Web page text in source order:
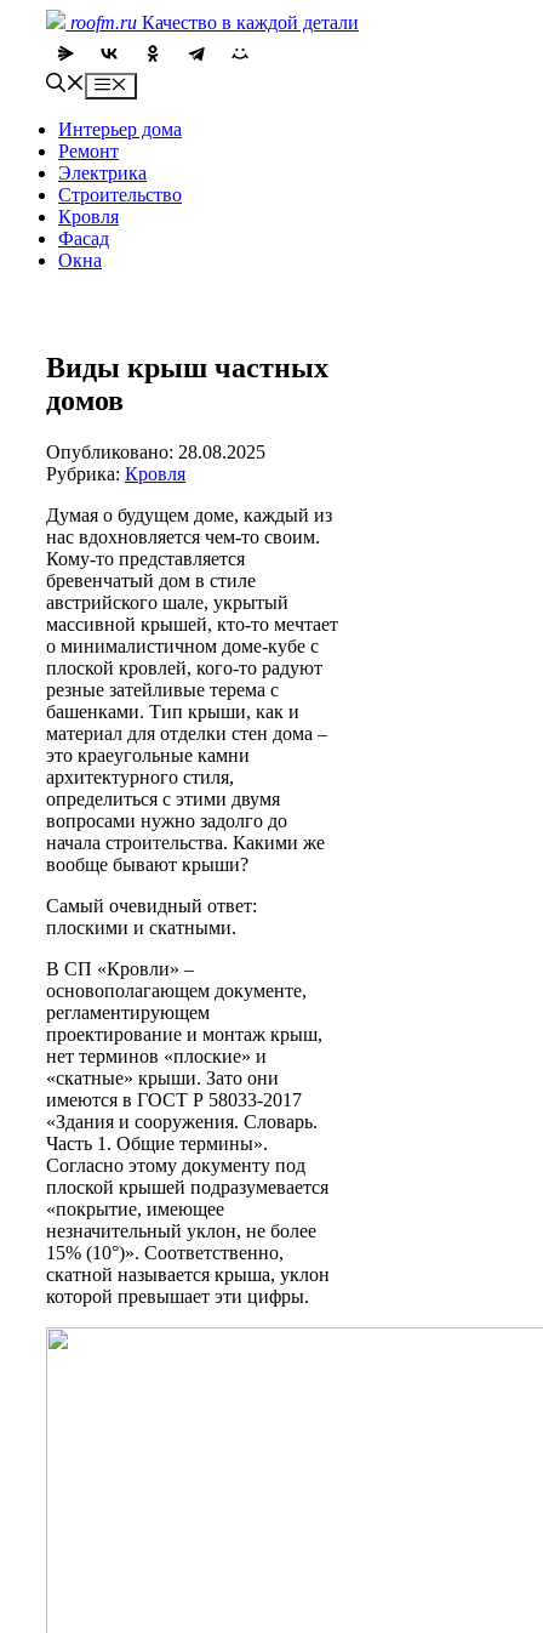
content
roofm.ru Качество в каждой детали
Menu
Интерьер дома
Ремонт
Электрика
Строительство
Кровля
Фасад
Окна
Виды крыш частных
домов
Опубликовано: 28.08.2025
Рубрика: Кровля
Думая о будущем доме, каждый из
нас вдохновляется чем-то своим.
Кому-то представляется
бревенчатый дом в стиле
австрийского шале, укрытый
массивной крышей, кто-то мечтает
о минималистичном доме-кубе с
плоской кровлей, кого-то радуют
резные затейливые терема с
башенками. Тип крыши, как и
материал для отделки стен дома –
это краеугольные камни
архитектурного стиля,
определиться с этими двумя
вопросами нужно задолго до
начала строительства. Какими же
вообще бывают крыши?
Самый очевидный ответ:
плоскими и скатными.
В СП «Кровли» –
основополагающем документе,
регламентирующем
проектирование и монтаж крыш,
нет терминов «плоские» и
«скатные» крыши. Зато они
имеются в ГОСТ Р 58033-2017
«Здания и сооружения. Словарь.
Часть 1. Общие термины».
Согласно этому документу под
плоской крышей подразумевается
«покрытие, имеющее
незначительный уклон, не более
15% (10°)». Соответственно,
скатной называется крыша, уклон
которой превышает эти цифры.